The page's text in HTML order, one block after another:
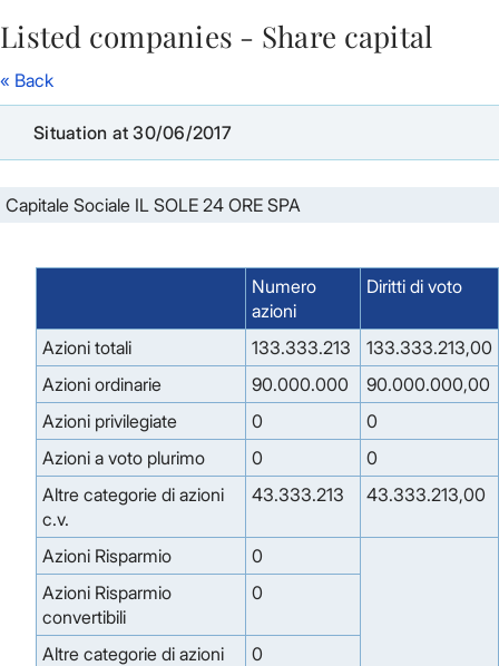
Skip to Main Content
Listed companies - Share capital
« Back
Situation at 30/06/2017
Capitale Sociale IL SOLE 24 ORE SPA
Numero
azioni
Diritti di voto
Azioni totali 133.333.213
133.333.213,00
Azioni ordinarie
90.000.000
90.000.000,00
Azioni privilegiate
0
0
Azioni a voto plurimo
0
0
Altre categorie di azioni
c.v.
43.333.213 43.333.213,00
Azioni Risparmio
0
Azioni Risparmio
convertibili
0
Altre categorie di azioni
0